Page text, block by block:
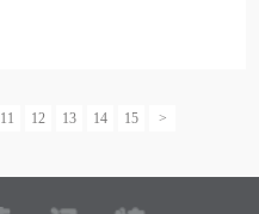
11 12 13 14 15 >